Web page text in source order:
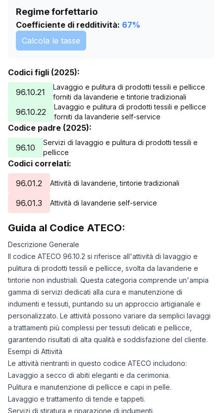
Regime forfettario
Coefficiente di redditività: 67%
Calcola le tasse
Codici figli (2025):
96.10.21
Lavaggio e pulitura di prodotti tessili e pellicce
forniti da lavanderie e tintorie tradizionali
96.10.22
Lavaggio e pulitura di prodotti tessili e pellicce
forniti da lavanderie self-service
Codice padre (2025):
96.10
Servizi di lavaggio e pulitura di prodotti tessili e
pellicce
Codici correlati:
96.01.2
Attività di lavanderie, tintorie tradizionali
96.01.3 Attività di lavanderie self-service
Guida al Codice ATECO:
Descrizione Generale
Il codice ATECO 96.10.2 si riferisce all'attività di lavaggio e
pulitura di prodotti tessili e pellicce, svolta da lavanderie e
tintorie non industriali. Questa categoria comprende un'ampia
gamma di servizi dedicati alla cura e manutenzione di
indumenti e tessuti, puntando su un approccio artigianale e
personalizzato. Le attività possono variare da semplici lavaggi
a trattamenti più complessi per tessuti delicati e pellicce,
garantendo risultati di alta qualità e soddisfazione del cliente.
Esempi di Attività
Le attività rientranti in questo codice ATECO includono:
Lavaggio a secco di abiti eleganti e da cerimonia.
Pulitura e manutenzione di pellicce e capi in pelle.
Lavaggio e trattamento di tende e tappeti.
Servizi di stiratura e riparazione di indumenti.